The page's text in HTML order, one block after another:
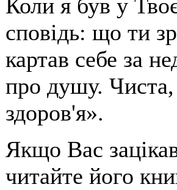
Коли я був у
сповідь: що ти
картав себе за
про душу. Чиста,
здоров'я».
Якщо Вас
читайте його